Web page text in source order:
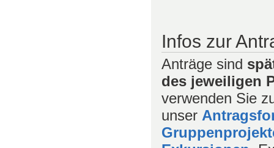
Infos zur
Anträge sind
des jeweiligen
verwenden Sie
unser